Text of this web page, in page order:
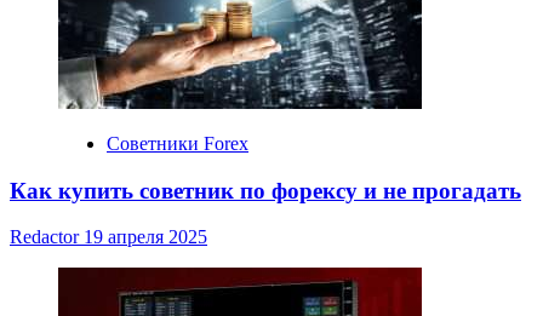
Советники Forex
Как купить советник по форексу и не прогадать
Redactor 19 апреля 2025